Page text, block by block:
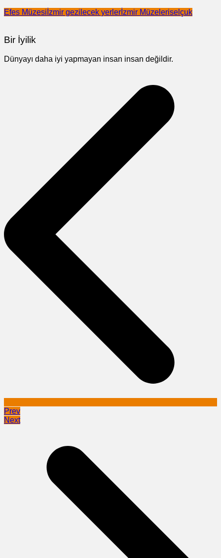
Efes Müzesi İzmir gezilecek yerler İzmir Müzeleriselçuk
Bir İyilik
Dünyayı daha iyi yapmayan insan insan değildir.
Prev
Next